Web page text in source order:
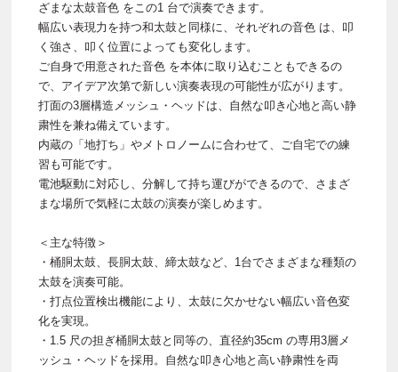
ざまな太⿎⾳⾊ をこの1 台で演奏できます。
幅広い表現⼒を持つ和太⿎と同様に、それぞれの⾳⾊ は、叩
く強さ、叩く位置によっても変化します。
ご⾃⾝で⽤意された⾳⾊ を本体に取り込むこともできるの
で、アイデア次第で新しい演奏表現の可能性が広がります。
打⾯の3層構造メッシュ・ヘッドは、⾃然な叩き⼼地と⾼い静
粛性を兼ね備えています。
内蔵の「地打ち」やメトロノームに合わせて、ご⾃宅での練
習も可能です。
電池駆動に対応し、分解して持ち運びができるので、さまざ
まな場所で気軽に太⿎の演奏が楽しめます。
＜主な特徴＞
・桶胴太鼓、長胴太鼓、締太鼓など、1台でさまざまな種類の
太鼓を演奏可能。
・打点位置検出機能により、太鼓に欠かせない幅広い音色変
化を実現。
・1.5 尺の担ぎ桶胴太鼓と同等の、直径約35cm の専用3層メ
ッシュ・ヘッドを採用。自然な叩き心地と高い静粛性を両